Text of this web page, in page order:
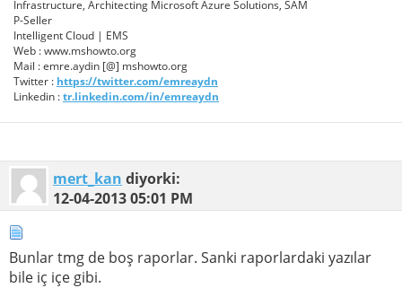
Infrastructure, Architecting Microsoft Azure Solutions, SAM
P-Seller
Intelligent Cloud | EMS
Web : www.mshowto.org
Mail : emre.aydin [@] mshowto.org
Twitter : https://twitter.com/emreaydn
Linkedin :tr.linkedin.com/in/emreaydn
mert_kan diyorki:
12-04-201305:01 PM
Bunlar tmg de boş raporlar. Sanki raporlardaki yazılar
bile iç içe gibi.